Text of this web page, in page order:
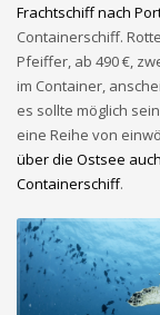
Frachtschiff nach
Containerschiff.
Pfeiffer, ab 490 €,
im Container,
es sollte möglich
eine Reihe von
über die Ostsee
Containerschiff.